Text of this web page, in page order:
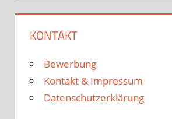
KONTAKT
Bewerbung
Kontakt & Impressum
Datenschutzerklärung